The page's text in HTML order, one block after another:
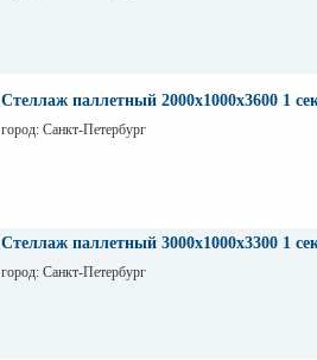
Стеллаж паллетный 2000х1000х3600 1
город: Санкт-Петербург
Стеллаж паллетный 3000х1000х3300 1
город: Санкт-Петербург